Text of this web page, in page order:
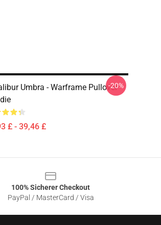
Umbra - Warframe Pullover
£ - 39,46 £
-20%
100% Sicherer Checkout
PayPal / MasterCard / Visa